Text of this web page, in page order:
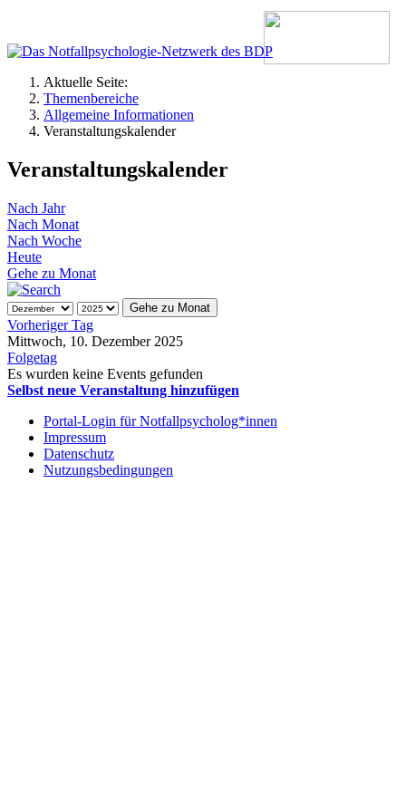
Aktuelle Seite:
Themenbereiche
Allgemeine Informationen
Veranstaltungskalender
Veranstaltungskalender
Nach Jahr
Nach Monat
Nach Woche
Heute
Gehe zu Monat
Gehe zu Monat
Vorheriger Tag
Mittwoch, 10. Dezember 2025
Folgetag
Es wurden keine Events gefunden
Selbst neue Veranstaltung hinzufügen
Portal-Login für Notfallpsycholog*innen
Impressum
Datenschutz
Nutzungsbedingungen